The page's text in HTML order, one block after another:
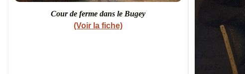
Cour de ferme dans le Bugey
(Voir la fiche)